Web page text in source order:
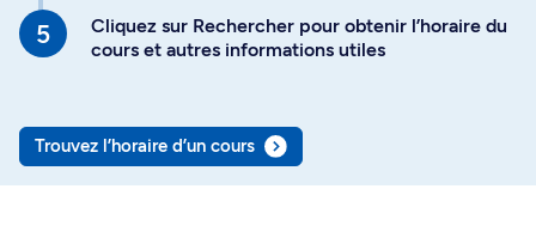
Cliquez sur Rechercher pour obtenir l’horaire du
cours et autres informations utiles
Trouvez l’horaire d’un cours